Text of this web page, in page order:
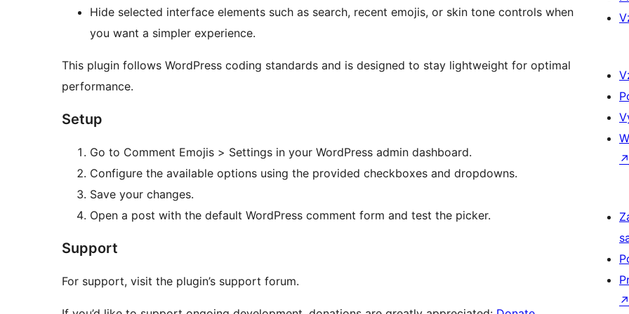
Hide selected interface elements such as search, recent emojis, or skin tone controls when
you want a simpler experience.
This plugin follows WordPress coding standards and is designed to stay lightweight for optimal
performance.
Setup
Go to Comment Emojis > Settings in your WordPress admin dashboard.
Configure the available options using the provided checkboxes and dropdowns.
Save your changes.
Open a post with the default WordPress comment form and test the picker.
Support
For support, visit the plugin’s support forum.
↗
↗